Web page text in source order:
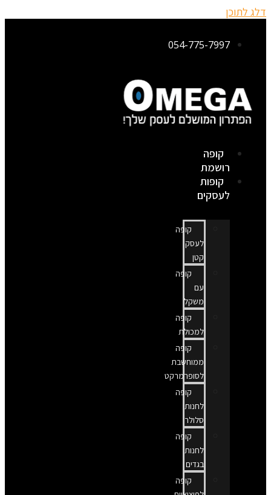
דלג לתוכן
054-775-7997
קופה
רושמת
קופות
לעסקים
קופה
לעסק
קטן
קופה
עם
משקל
קופה
למכולת
קופה
ממוחשבת
לסופרמרקט
קופה
לחנות
סלולר
קופה
לחנות
בגדים
קופה